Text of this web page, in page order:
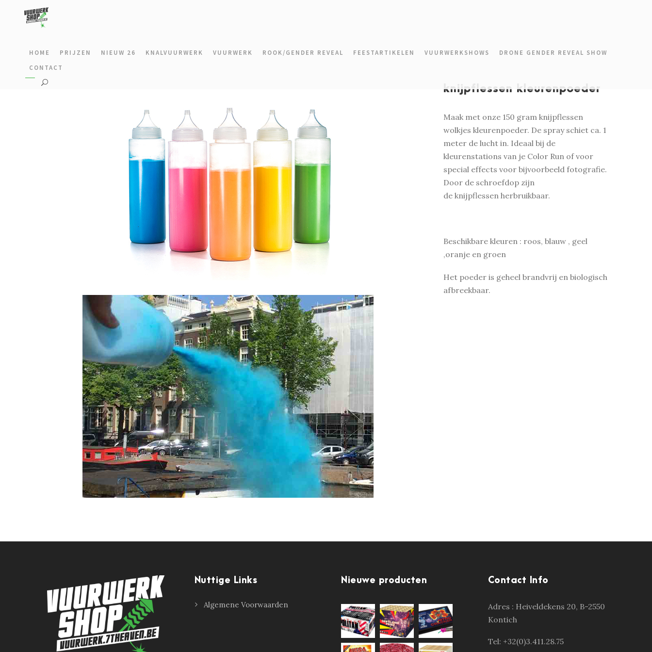
HOME PRIJZEN NIEUW 26 KNALVUURWERK VUURWERK ROOK/GENDER REVEAL FEESTARTIKELEN VUURWERKSHOWS
DRONE GENDER REVEAL SHOW
CONTACT
knijpflessen kleurenpoeder
Maak met onze 150 gram knijpflessen
wolkjes kleurenpoeder. De spray schiet ca. 1
meter de lucht in. Ideaal bij de
kleurenstations van je Color Run of voor
special effects voor bijvoorbeeld fotografie.
Door de schroefdop zijn
de knijpflessen herbruikbaar.
Beschikbare kleuren : roos, blauw , geel
,oranje en groen
Het poeder is geheel brandvrij en biologisch
afbreekbaar.
Nuttige Links
Algemene Voorwaarden
Nieuwe producten Contact Info
Adres : Heiveldekens 20, B-2550
Kontich
Tel: +32(0)3.411.28.75